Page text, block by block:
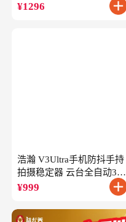
¥1296
浩瀚 V3Ultra手机防抖手持
拍摄稳定器 云台全自动360
度旋转跟拍 户外直播短视
¥999